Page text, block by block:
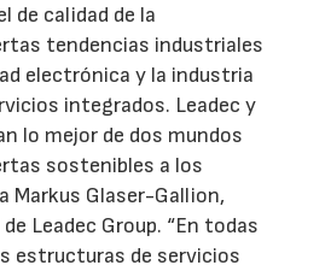
de calidad de la
tendencias industriales
electrónica y la industria
integrados. Leadec y
lo mejor de dos mundos
sostenibles a los
Markus Glaser-Gallion,
Leadec Group. “En todas
estructuras de servicios